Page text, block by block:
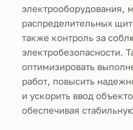
электрооборудования,
распределительных
также контроль за
электробезопасности.
оптимизировать
работ, повысить
и ускорить ввод
обеспечивая